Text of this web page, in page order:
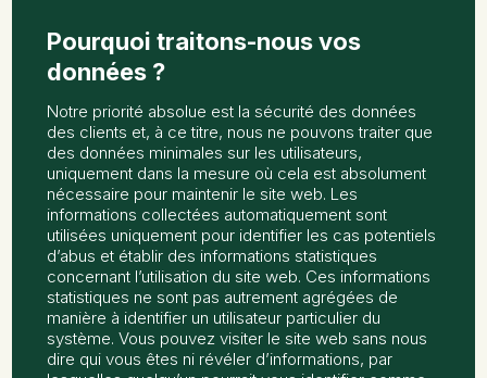
Pourquoi traitons-nous vos
données ?
Notre priorité absolue est la sécurité des données
des clients et, à ce titre, nous ne pouvons traiter que
des données minimales sur les utilisateurs,
uniquement dans la mesure où cela est absolument
nécessaire pour maintenir le site web. Les
informations collectées automatiquement sont
utilisées uniquement pour identifier les cas potentiels
d’abus et établir des informations statistiques
concernant l’utilisation du site web. Ces informations
statistiques ne sont pas autrement agrégées de
manière à identifier un utilisateur particulier du
système. Vous pouvez visiter le site web sans nous
dire qui vous êtes ni révéler d’informations, par